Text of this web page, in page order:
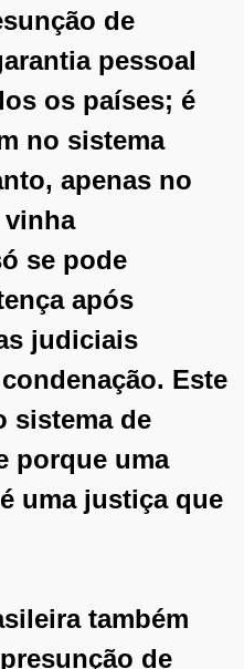
de
pessoal
os países; é
no sistema
apenas no
se pode
após
judiciais
Este
sistema de
porque uma
uma justiça que
também
de